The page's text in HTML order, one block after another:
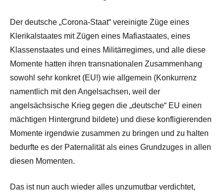
Der deutsche „Corona-Staat“ vereinigte Züge eines
Klerikalstaates mit Zügen eines Mafiastaates, eines
Klassenstaates und eines Militärregimes, und alle diese
Momente hatten ihren transnationalen Zusammenhang
sowohl sehr konkret (EU!) wie allgemein (Konkurrenz
namentlich mit den Angelsachsen, weil der
angelsächsische Krieg gegen die „deutsche“ EU einen
mächtigen Hintergrund bildete) und diese konfligierenden
Momente irgendwie zusammen zu bringen und zu halten
bedurfte es der Paternalität als eines Grundzuges in allen
diesen Momenten.
Das ist nun auch wieder alles unzumutbar verdichtet,